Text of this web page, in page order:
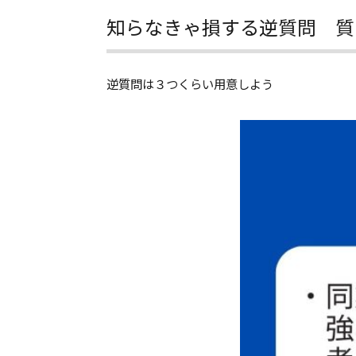
知らなきゃ損する逆質問
逆質問は３つくらい用意しよう